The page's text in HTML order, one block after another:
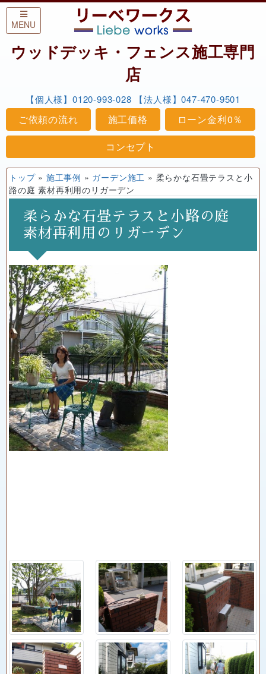
Skip to content
MENU
ウッドデッキ・フェンス施工専門
店
【個人様】0120-993-028 【法人様】047-470-9501
ご依頼の流れ 施工価格
ローン金利0％
コンセプト
トップ» 施工事例 » ガーデン施工 » 柔らかな石畳テラスと小
路の庭 素材再利用のリガーデン
柔らかな石畳テラスと小路の庭
素材再利用のリガーデン
Previous